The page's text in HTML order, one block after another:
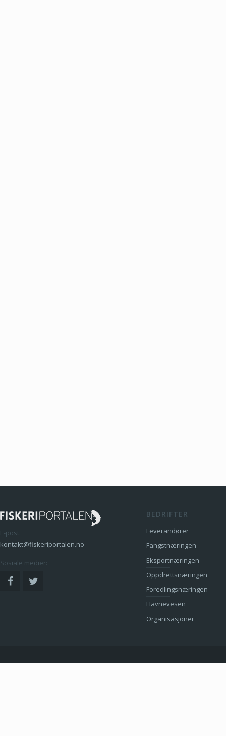
E-post:
kontakt@fiskeriportalen.no
Sosiale medier:
BEDRIFTER
Leverandører
Fangstnæringen
Eksportnæringen
Oppdrettsnæringen
Foredlingsnæringen
Havnevesen
Organisasjoner